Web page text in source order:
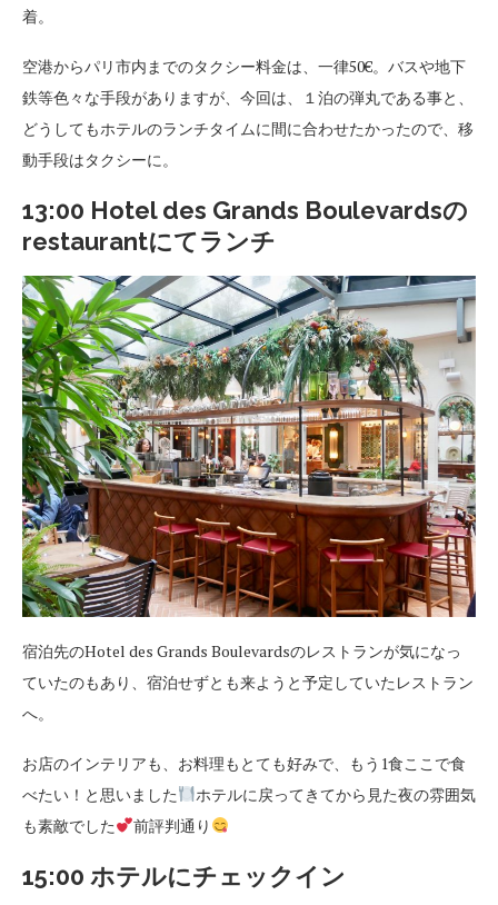
着。
空港からパリ市内までのタクシー料金は、一律50€。バスや地下
鉄等色々な手段がありますが、今回は、１泊の弾丸である事と、
どうしてもホテルのランチタイムに間に合わせたかったので、移
動手段はタクシーに。
13:00 Hotel des Grands Boulevardsの
restaurantにてランチ
宿泊先のHotel des Grands Boulevardsのレストランが気になっ
ていたのもあり、宿泊せずとも来ようと予定していたレストラン
へ。
お店のインテリアも、お料理もとても好みで、もう1食ここで食
べたい！と思いました
ホテルに戻ってきてから見た夜の雰囲気
も素敵でした
前評判通り
15:00 ホテルにチェックイン